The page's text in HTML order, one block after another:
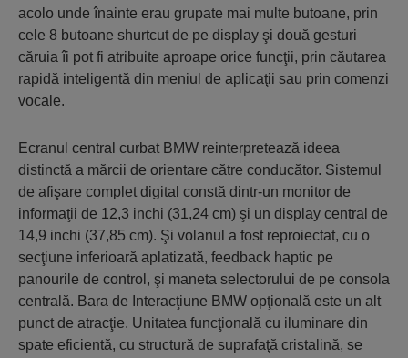
acolo unde înainte erau grupate mai multe butoane, prin
cele 8 butoane shurtcut de pe display şi două gesturi
căruia îi pot fi atribuite aproape orice funcţii, prin căutarea
rapidă inteligentă din meniul de aplicaţii sau prin comenzi
vocale.
Ecranul central curbat BMW reinterpretează ideea
distinctă a mărcii de orientare către conducător. Sistemul
de afişare complet digital constă dintr-un monitor de
informaţii de 12,3 inchi (31,24 cm) şi un display central de
14,9 inchi (37,85 cm). Şi volanul a fost reproiectat, cu o
secţiune inferioară aplatizată, feedback haptic pe
panourile de control, şi maneta selectorului de pe consola
centrală. Bara de Interacţiune BMW opţională este un alt
punct de atracţie. Unitatea funcţională cu iluminare din
spate eficientă, cu structură de suprafaţă cristalină, se